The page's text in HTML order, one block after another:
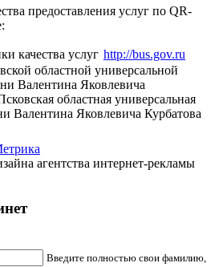
предоставления услуг по QR-
http://bus.gov.ru
областной универсальной
Валентина Яковлевича
областная универсальная
Валентина Яковлевича Курбатова
агентства интернет-рекламы
Введите полностью свои фамилию,